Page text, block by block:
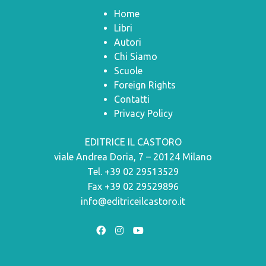
Home
Libri
Autori
Chi Siamo
Scuole
Foreign Rights
Contatti
Privacy Policy
EDITRICE IL CASTORO
viale Andrea Doria, 7 – 20124 Milano
Tel. +39 02 29513529
Fax +39 02 29529896
info@editriceilcastoro.it